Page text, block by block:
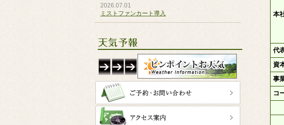
2026.07.01
ミストファンカート導入
本
代
資
事
コ